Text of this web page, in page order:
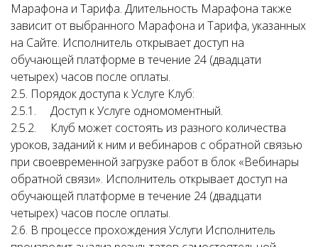
Марафона и Тарифа. Длительность Марафона также
зависит от выбранного Марафона и Тарифа, указанных
на Сайте. Исполнитель открывает доступ на
обучающей платформе в течение 24 (двадцати
четырех) часов после оплаты.
2.5. Порядок доступа к Услуге Клуб:
2.5.1. Доступ к Услуге одномоментный.
2.5.2. Клуб может состоять из разного количества
уроков, заданий к ним и вебинаров с обратной связью
при своевременной загрузке работ в блок «Вебинары
обратной связи». Исполнитель открывает доступ на
обучающей платформе в течение 24 (двадцати
четырех) часов после оплаты.
2.6. В процессе прохождения Услуги Исполнитель